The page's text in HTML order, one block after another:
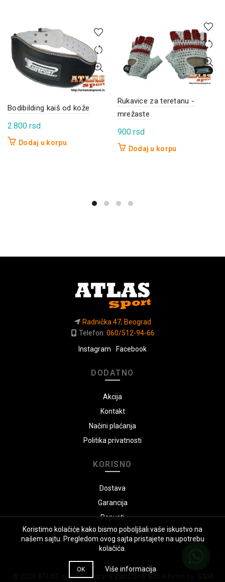
Bodibilding kaiš od kože
2.800 rsd
Dodaj u korpu
Rukavice za teretanu -
mrežaste
900 rsd
Dodaj u korpu
Radnička 47, Beograd
Telefon: 060/512-94-66
Instagram
Facebook
DODATNO
Akcija
Kontakt
Načini plaćanja
Politika privatnosti
KORISNO
Dostava
Garancija
Popusti
Uputstvo za naručivanje
ATLAS sport. Sva prava zaštićena. Bits & bytes by: GSM
Koristimo kolačiće kako bismo poboljšali vaše iskustvo na
našem sajtu. Pregledom ovog sajta pristajete na upotrebu
kolačića.
OK Više informacija